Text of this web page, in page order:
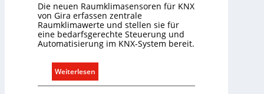
o
n
m
i
t
y
Die neuen Raumklimasensoren für KNX
von Gira erfassen zentrale
Raumklimawerte und stellen sie für
eine bedarfsgerechte Steuerung und
Automatisierung im KNX-System bereit.
Weiterlesen
R